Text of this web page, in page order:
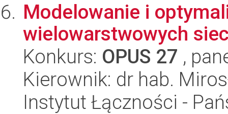
Modelowanie i
wielowarstwowych
Konkurs: OPUS 27 ,
Kierownik: dr hab.
Instytut Łączności -